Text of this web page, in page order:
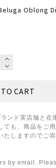
Oblong
ンド実店舗と在
ても、商品をご
しますのでご容
by email.